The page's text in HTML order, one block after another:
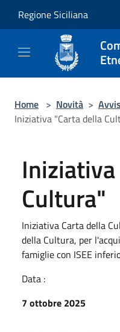
Regione Siciliana
Home > Novità >
Iniziativa "Carta della
Cultura"
Iniziativa Carta della
della Cultura, per
famiglie con ISEE
Data :
7 ottobre 2025